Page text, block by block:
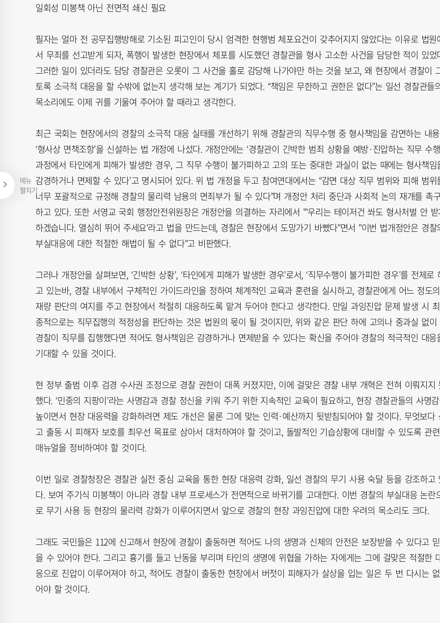
메뉴
펼치기
일회성 미봉책 아닌 전면적 쇄신 필요
필자는 얼마 전 공무집행방해로 기소된 피고인이 당시 엄격한 현행범 체포요건이 갖추어지지 않았다는 이유로 법원
서 무죄를 선고받게 되자, 폭행이 발생한 현장에서 체포를 시도했던 경찰관을 형사 고소한 사건을 담당한 적이 있었
그러한 일이 있더라도 담당 경찰관은 오롯이 그 사건을 홀로 감당해 나가야만 하는 것을 보고, 왜 현장에서 경찰이
토록 소극적 대응을 할 수밖에 없는지 생각해 보는 계기가 되었다. “책임은 무한하고 권한은 없다”는 일선 경찰관들
목소리에도 이제 귀를 기울여 주어야 할 때라고 생각한다.
최근 국회는 현장에서의 경찰의 소극적 대응 실태를 개선하기 위해 경찰관의 직무수행 중 형사책임을 감면하는 내
‘형사상 면책조항’을 신설하는 법 개정에 나섰다. 개정안에는 ‘경찰관이 긴박한 범죄 상황을 예방·진압하는 직무 수행
과정에서 타인에게 피해가 발생한 경우, 그 직무 수행이 불가피하고 고의 또는 중대한 과실이 없는 때에는 형사책임
감경하거나 면제할 수 있다’고 명시되어 있다. 위 법 개정을 두고 참여연대에서는 “감면 대상 직무 범위와 피해 범위
너무 포괄적으로 규정해 경찰의 물리력 남용의 면죄부가 될 수 있다”며 개정안 처리 중단과 사회적 논의 재개를 촉
하고 있다. 또한 서영교 국회 행정안전위원장은 개정안을 의결하는 자리에서 "'우리는 테이저건 쏴도 형사처벌 안 받
하겠습니다. 열심히 뛰어 주세요'라고 법을 만드는데, 경찰은 현장에서 도망가기 바빴다"면서 "이번 법개정안은 경찰
부실대응에 대한 적절한 해법이 될 수 없다"고 비판했다.
그러나 개정안을 살펴보면, ‘긴박한 상황’, ‘타인에게 피해가 발생한 경우’로서, ‘직무수행이 불가피한 경우’를 전제로
고 있는바, 경찰 내부에서 구체적인 가이드라인을 정하여 체계적인 교육과 훈련을 실시하고, 경찰관에게 어느 정도의
재량 판단의 여지를 주고 현장에서 적절히 대응하도록 맡겨 두어야 한다고 생각한다. 만일 과잉진압 문제 발생 시 최
종적으로는 직무집행의 적정성을 판단하는 것은 법원의 몫이 될 것이지만, 위와 같은 판단 하에 고의나 중과실 없이
경찰이 직무를 집행했다면 적어도 형사책임은 감경하거나 면제받을 수 있다는 확신을 주어야 경찰의 적극적인 대응
기대할 수 있을 것이다.
현 정부 출범 이후 검경 수사권 조정으로 경찰 권한이 대폭 커졌지만, 이에 걸맞은 경찰 내부 개혁은 전혀 이뤄지지
했다. ‘민중의 지팡이’라는 사명감과 경찰 정신을 키워 주기 위한 지속적인 교육이 필요하고, 현장 경찰관들의 사명
높이면서 현장 대응력을 강화하려면 제도 개선은 물론 그에 맞는 인력·예산까지 뒷받침되어야 할 것이다. 무엇보다
고 출동 시 피해자 보호를 최우선 목표로 삼아서 대처하여야 할 것이고, 돌발적인 기습상황에 대비할 수 있도록 관련
매뉴얼을 정비하여야 할 것이다.
이번 일로 경찰청장은 경찰관 실전 중심 교육을 통한 현장 대응력 강화, 일선 경찰의 무기 사용 숙달 등을 강조하고
다. 보여 주기식 미봉책이 아니라 경찰 내부 프로세스가 전면적으로 바뀌기를 고대한다. 이번 경찰의 부실대응 논란
로 무기 사용 등 현장의 물리력 강화가 이루어지면서 앞으로 경찰의 현장 과잉진압에 대한 우려의 목소리도 크다.
그래도 국민들은 112에 신고해서 현장에 경찰이 출동하면 적어도 나의 생명과 신체의 안전은 보장받을 수 있다고 믿
을 수 있어야 한다. 그리고 흉기를 들고 난동을 부리며 타인의 생명에 위협을 가하는 자에게는 그에 걸맞은 적절한
응으로 진압이 이루어져야 하고, 적어도 경찰이 출동한 현장에서 버젓이 피해자가 살상을 입는 일은 두 번 다시는 없
어야 할 것이다.